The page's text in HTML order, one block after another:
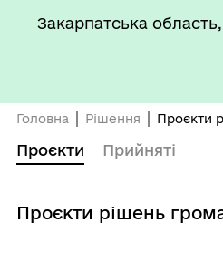
Закарпатська
Головна Рішення Проєкти
Проєкти Прийняті
Проєкти рішень